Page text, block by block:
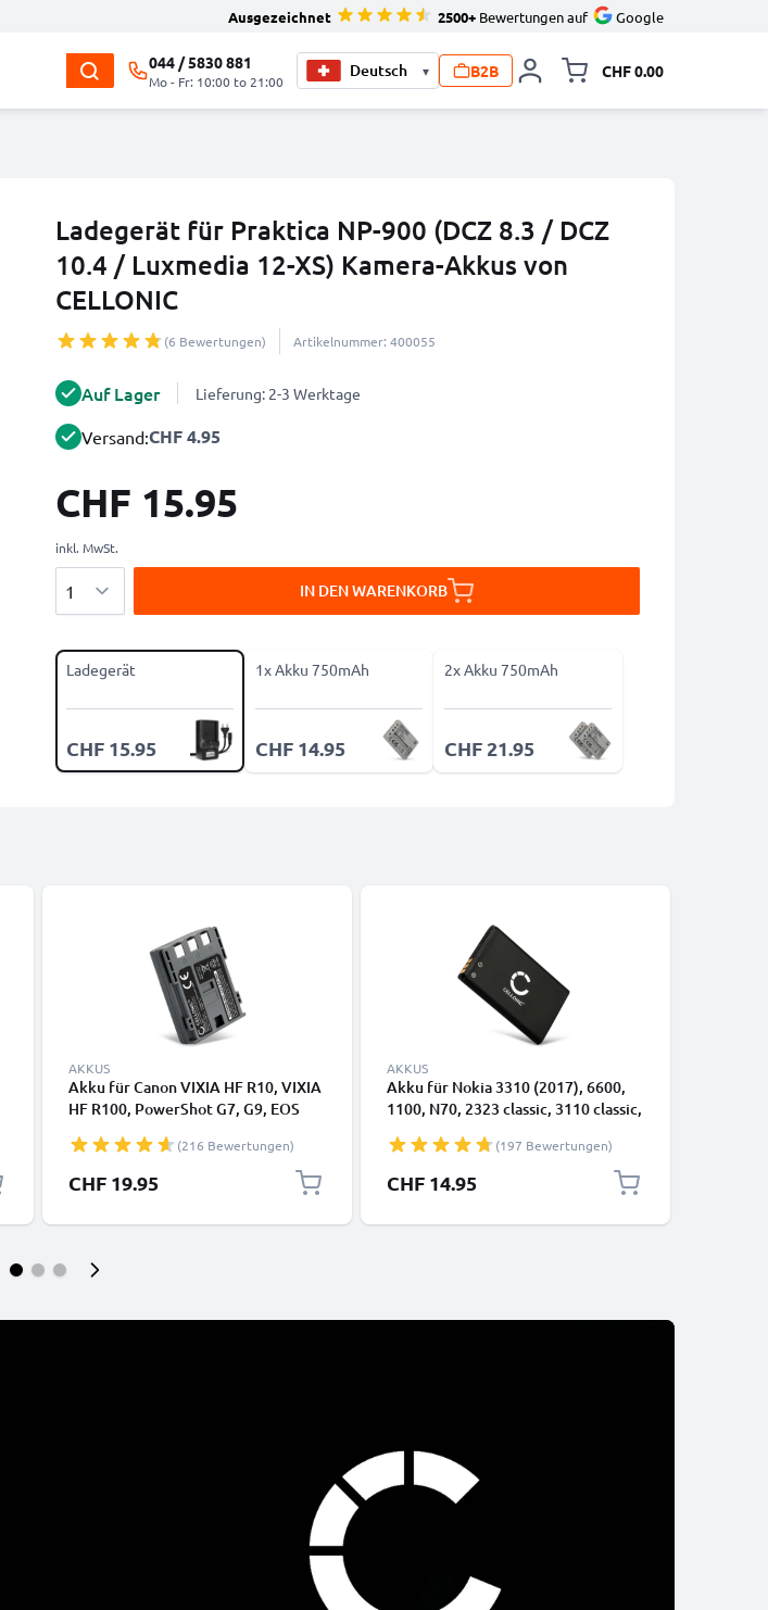
Ausgezeichnet 2500+ Bewertungen auf Google
044 / 5830 881
Mo - Fr: 10:00 to 21:00
▾ B2B CHF 0.00
Ladegerät für Praktica NP-900 (DCZ 8.3 / DCZ
10.4 / Luxmedia 12-XS) Kamera-Akkus von
CELLONIC
(6 Bewertungen) Artikelnummer: 400055
Auf Lager Lieferung: 2-3 Werktage
Versand:CHF 4.95
CHF 15.95
inkl. MwSt.
IN DEN WARENKORB
Ladegerät
CHF 15.95
1x Akku 750mAh
CHF 14.95
2x Akku 750mAh
CHF 21.95
AKKUS
Akku für Canon VIXIA HF R10, VIXIA
HF R100, PowerShot G7, G9, EOS
von CELLONIC
(216 Bewertungen)
CHF 19.95
AKKUS
Akku für Nokia 3310 (2017), 6600,
1100, N70, 2323 classic, 3110 classic,
5C - 1020mAh 3.7V von CELLONIC
(197 Bewertungen)
CHF 14.95